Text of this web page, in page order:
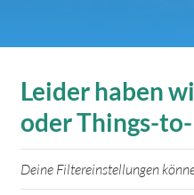
Leider haben
oder Things-
Deine Filtereinstellungen